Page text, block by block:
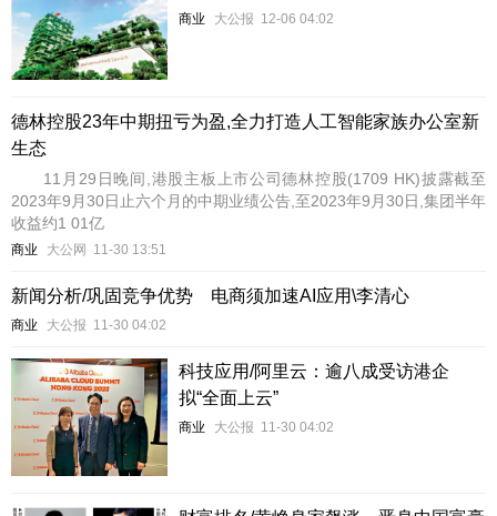
商业 大公报 12-06 04:02
德林控股23年中期扭亏为盈,全力打造人工智能家族办公室新
生态
11月29日晚间,港股主板上市公司德林控股(1709 HK)披露截至
2023年9月30日止六个月的中期业绩公告,至2023年9月30日,集团半年
收益约1 01亿
商业 大公网 11-30 13:51
新闻分析/巩固竞争优势 电商须加速AI应用\李清心
商业 大公报 11-30 04:02
科技应用/阿里云：逾八成受访港企
拟“全面上云”
商业 大公报 11-30 04:02